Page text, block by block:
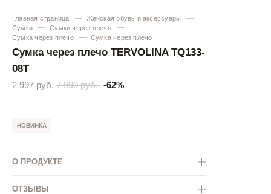
Главная страница
Женская обувь и аксессуары
Сумки
Сумки через плечо
Сумка через плечо
Сумка через плечо
Сумка через плечо TERVOLINA TQ133-
08T
2 997 руб. 7 990 руб. -62%
НОВИНКА
О ПРОДУКТЕ
ОТЗЫВЫ